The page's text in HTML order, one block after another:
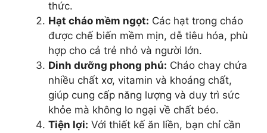
thức.
Hạt cháo mềm ngọt: Các hạt trong cháo
được chế biến mềm mịn, dễ tiêu hóa, phù
hợp cho cả trẻ nhỏ và người lớn.
Dinh dưỡng phong phú: Cháo chay chứa
nhiều chất xơ, vitamin và khoáng chất,
giúp cung cấp năng lượng và duy trì sức
khỏe mà không lo ngại về chất béo.
Tiện lợi: Với thiết kế ăn liền, bạn chỉ cần